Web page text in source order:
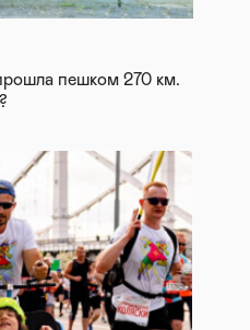
пешком 270 км.